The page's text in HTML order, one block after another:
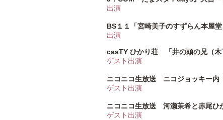
出演
BS１１「宮崎美子のすずらん本屋堂
出演
casTY ひかり荘 「井の頭の兄（木
ゲスト出演
ニコニコ生放送 ニコジョッキー内
ゲスト出演
ニコニコ生放送 河瀬茉希と赤尾ひ
ゲスト出演